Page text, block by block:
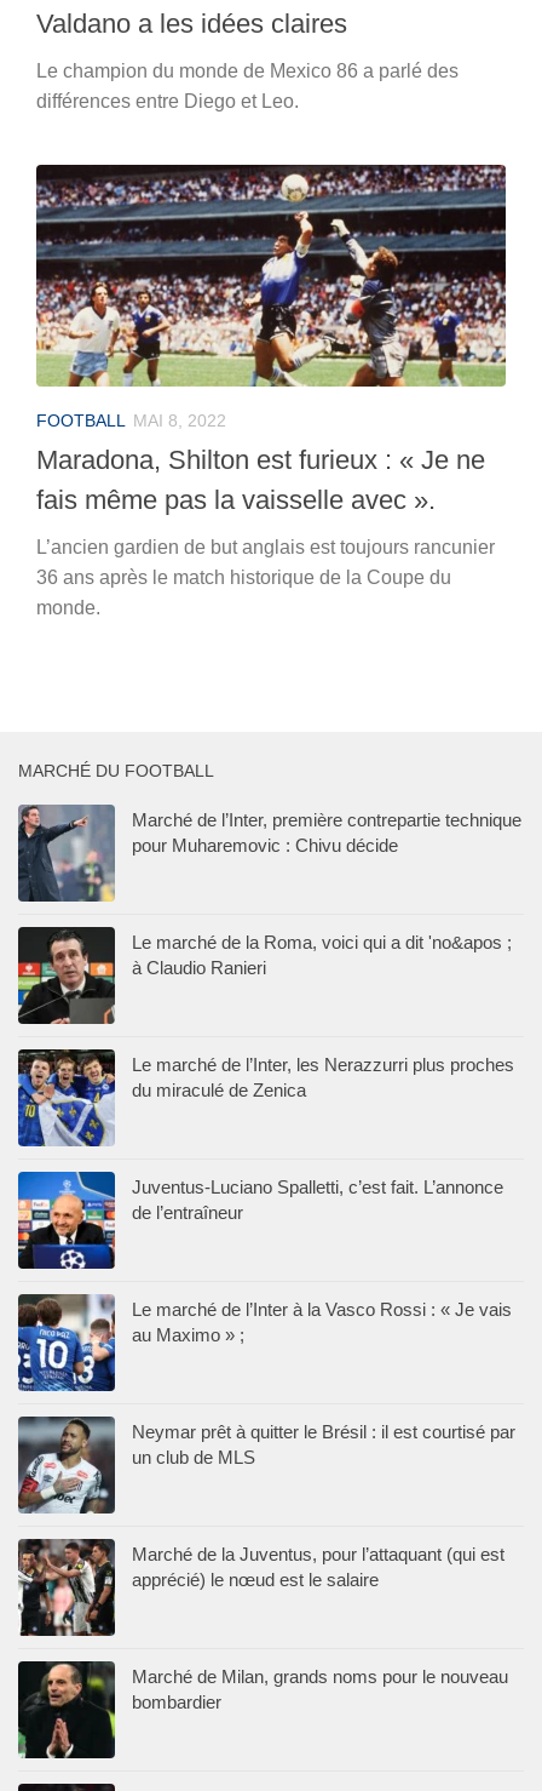
Valdano a les idées claires
Le champion du monde de Mexico 86 a parlé des
différences entre Diego et Leo.
FOOTBALL MAI 8, 2022
Maradona, Shilton est furieux : « Je ne
fais même pas la vaisselle avec ».
L’ancien gardien de but anglais est toujours rancunier
36 ans après le match historique de la Coupe du
monde.
MARCHÉ DU FOOTBALL
Marché de l’Inter, première contrepartie technique
pour Muharemovic : Chivu décide
Le marché de la Roma, voici qui a dit 'no&apos ;
à Claudio Ranieri
Le marché de l’Inter, les Nerazzurri plus proches
du miraculé de Zenica
Juventus-Luciano Spalletti, c’est fait. L’annonce
de l’entraîneur
Le marché de l’Inter à la Vasco Rossi : « Je vais
au Maximo » ;
Neymar prêt à quitter le Brésil : il est courtisé par
un club de MLS
Marché de la Juventus, pour l’attaquant (qui est
apprécié) le nœud est le salaire
Marché de Milan, grands noms pour le nouveau
bombardier